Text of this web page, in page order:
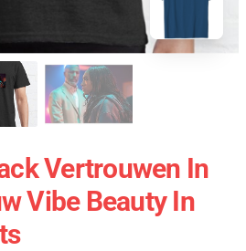
Vertrouwen In
Vibe Beauty In